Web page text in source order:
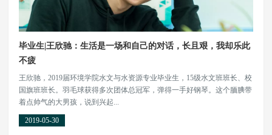
毕业生|王欣驰：生活是一场和自己的对话，长且艰，我却乐此
不疲
王欣驰，2019届环境学院水文与水资源专业毕业生，15级水文班班长、校
国旗班班长。羽毛球获得多次团体总冠军，弹得一手好钢琴。这个腼腆带
着点帅气的大男孩，说到兴起...
2019-05-30